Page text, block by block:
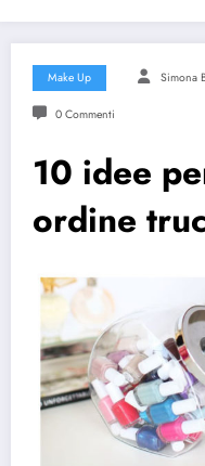
Make Up Simona
0 Commenti
10 idee
ordine